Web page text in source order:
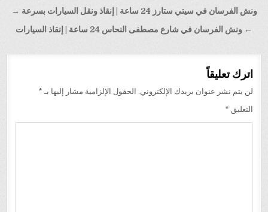
تصفّح
المقالات
ونش الفرسان في سيتي ستارز 24 ساعة | إنقاذ ونقل السيارات بسرعة →
← ونش الفرسان في شارع مصطفى النحاس 24 ساعة | إنقاذ السيارات
اترك تعليقاً
لن يتم نشر عنوان بريدك الإلكتروني. الحقول الإلزامية مشار إليها بـ *
التعليق *